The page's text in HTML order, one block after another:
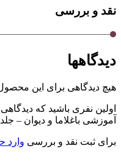
نقد و بررسی
دیدگاهها
هیچ دیدگاهی برای این
اولین نفری باشید که
آموزشی باغلاما و دیوان –
برای ثبت نقد و بررسی وارد